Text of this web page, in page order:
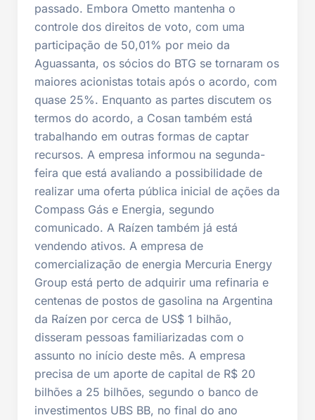
passado. Embora Ometto mantenha o
controle dos direitos de voto, com uma
participação de 50,01% por meio da
Aguassanta, os sócios do BTG se tornaram os
maiores acionistas totais após o acordo, com
quase 25%. Enquanto as partes discutem os
termos do acordo, a Cosan também está
trabalhando em outras formas de captar
recursos. A empresa informou na segunda-
feira que está avaliando a possibilidade de
realizar uma oferta pública inicial de ações da
Compass Gás e Energia, segundo
comunicado. A Raízen também já está
vendendo ativos. A empresa de
comercialização de energia Mercuria Energy
Group está perto de adquirir uma refinaria e
centenas de postos de gasolina na Argentina
da Raízen por cerca de US$ 1 bilhão,
disseram pessoas familiarizadas com o
assunto no início deste mês. A empresa
precisa de um aporte de capital de R$ 20
bilhões a 25 bilhões, segundo o banco de
investimentos UBS BB, no final do ano